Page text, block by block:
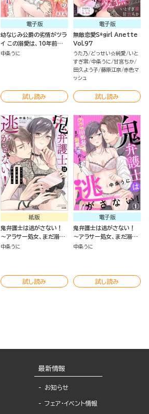
電子版
幼なじみ公爵の劣情がツラ
イ この溺愛は、10年前から
決まっていたようです（分
中条うに
試し読み
電子版
無敵恋愛S*girl Anette
Vol.97
うた乃 どっせい☆純愛
いと
すぎ常 中条うに 甘宮ちか
田久よう子 藤原江奈 赤色マ
ッシュ
試し読み
紙版
鬼弁護士は逃がさない！
～アラサー処女、まだ溺愛
に慣れません～
中条うに
試し読み
電子版
鬼弁護士は逃がさない！
～アラサー処女、まだ溺愛
に慣れません～（分冊版）
中条うに
試し読み
最新情報
お知らせ
フェア・イベント情報